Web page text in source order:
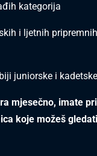
kategorija
i ljetnih
juniorske i
mjesečno, imate
koje možeš